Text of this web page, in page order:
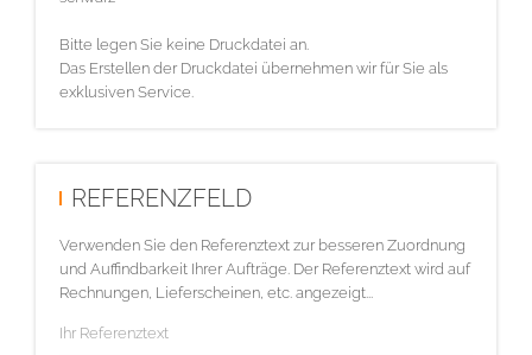
Bitte legen Sie keine Druckdatei an.
Das Erstellen der Druckdatei übernehmen wir für Sie als
exklusiven Service.
REFERENZFELD
Verwenden Sie den Referenztext zur besseren Zuordnung
und Auffindbarkeit Ihrer Aufträge. Der Referenztext wird auf
Rechnungen, Lieferscheinen, etc. angezeigt...
Ihr Referenztext